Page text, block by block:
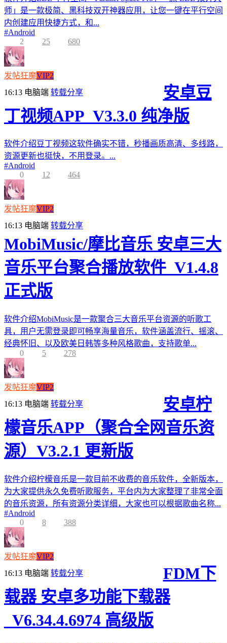
师」是一款极简、黑科技双开神器应用，让您一键在平行空间
内创建应用快捷方式，和...
#Android
2
25 680
发帖狂魔VIP2
16:13 电脑端 转载分享
安卓豆
丁视频APP_V3.3.0 纯净版
软件介绍豆丁视频这软件确实不错，秒播画质高清、多线路，
资源更新也挺快，不用登录。...
#Android
0
12 464
发帖狂魔VIP2
16:13 电脑端 转载分享
MobiMusic/摩比音乐 安卓三大
音乐平台聚合播放软件_V1.4.8
正式版
软件介绍MobiMusic是一款聚合三大音乐平台资源的听歌工
具，用户无需登录即可畅享海量音乐，软件涵盖流行、摇滚、
经典怀旧、以及欧美日韩等多种风格歌曲，支持歌单...
0
5 278
发帖狂魔VIP2
16:13 电脑端 转载分享
安卓柠
檬音乐APP（聚合全网音乐资
源）V3.2.1 更新版
软件介绍柠檬音乐是一款目前不收费的音乐软件，全新版本，
为大家提供永久免费听歌服务，平台内为大家整理了非常全面
的音乐资源，所有资源分类详细，大家也可以根据歌曲名称...
#Android
0
8 388
发帖狂魔VIP2
16:13 电脑端 转载分享
FDM下
载器 安卓多功能下载器
_V6.34.4.6974 高级版